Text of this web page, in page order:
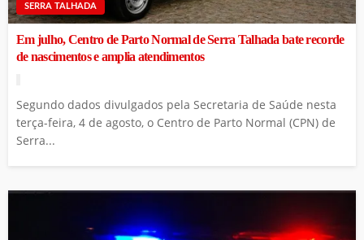
SERRA TALHADA
Em julho, Centro de Parto Normal de Serra Talhada bate recorde
de nascimentos e amplia atendimentos
Segundo dados divulgados pela Secretaria de Saúde nesta
terça-feira, 4 de agosto, o Centro de Parto Normal (CPN) de
Serra...